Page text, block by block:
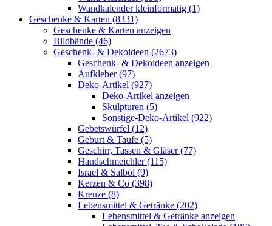
Wandkalender kleinformatig (1)
Geschenke & Karten (8331)
Geschenke & Karten anzeigen
Bildbände (46)
Geschenk- & Dekoideen (2673)
Geschenk- & Dekoideen anzeigen
Aufkleber (97)
Deko-Artikel (927)
Deko-Artikel anzeigen
Skulpturen (5)
Sonstige-Deko-Artikel (922)
Gebetswürfel (12)
Geburt & Taufe (5)
Geschirr, Tassen & Gläser (77)
Handschmeichler (115)
Israel & Salböl (9)
Kerzen & Co (398)
Kreuze (8)
Lebensmittel & Getränke (202)
Lebensmittel & Getränke anzeigen